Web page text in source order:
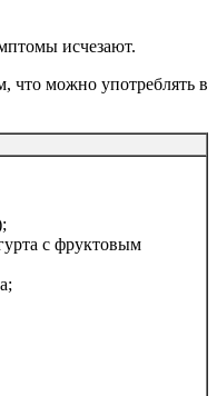
исчезают.
что можно употреблять в
с фруктовым